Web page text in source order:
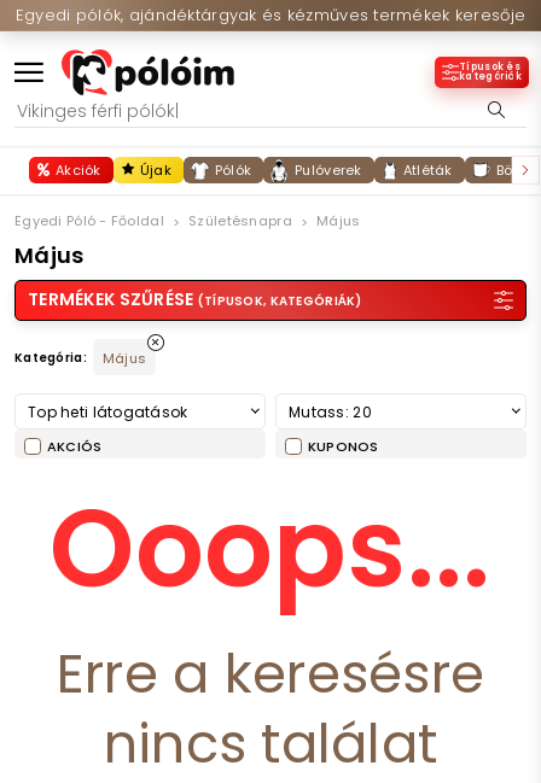
Egyedi pólók, ajándéktárgyak és kézműves termékek keresője
Típusok és
kategóriák
Akciók Újak Pólók Pulóverek Atléták
Egyedi Póló - Főoldal Születésnapra Május
Május
TERMÉKEK SZŰRÉSE (TÍPUSOK, KATEGÓRIÁK)
Kategória: Május
Top heti látogatások Mutass: 20
AKCIÓS KUPONOS
Ooops...
Erre a keresésre
nincs találat